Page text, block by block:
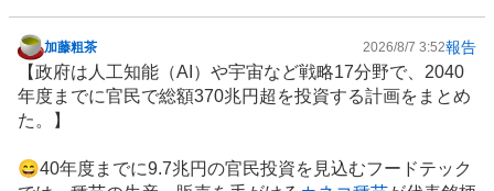
掲
示
板
記
加藤粗茶 2026/8/7 3:52報告
【政府は 人工知能 （AI）や宇宙など戦略17分野で、2040
年度までに官民で総額370兆円超を投資する計画をまとめ
た。】
😄40年度までに9.7兆円の官民投資を見込むフードテック